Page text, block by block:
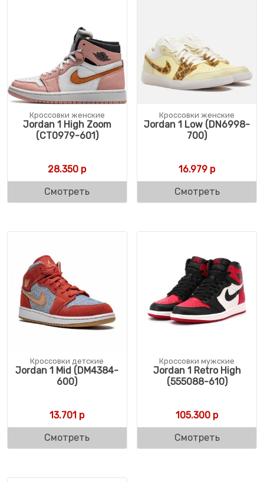
Кроссовки женские
Jordan 1 High Zoom
(CT0979-601)
28.350 р
Смотреть
Кроссовки женские
Jordan 1 Low (DN6998-
700)
16.979 р
Смотреть
Кроссовки детские
Jordan 1 Mid (DM4384-
600)
13.701 р
Смотреть
Кроссовки мужские
Jordan 1 Retro High
(555088-610)
105.300 р
Смотреть